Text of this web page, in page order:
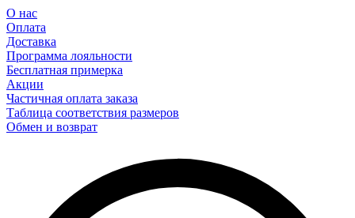
О нас
Оплата
Доставка
Программа лояльности
Бесплатная примерка
Акции
Частичная оплата заказа
Таблица соответствия размеров
Обмен и возврат